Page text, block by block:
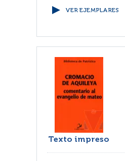
VER EJEMPLARES
Texto impreso